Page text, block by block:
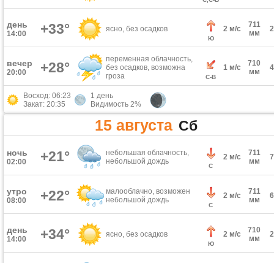
день
14:00 +33° ясно, без осадков
Ю
2 м/с
711
мм
вечер
20:00 +28°
переменная облачность,
без осадков, возможна
гроза
С-В
1 м/с
710
мм
Восход: 06:23
Закат: 20:35
1 день
Видимость 2%
15 августа Сб
ночь
02:00 +21°
небольшая облачность,
небольшой дождь
С
2 м/с
711
мм
утро
08:00 +22°
малооблачно, возможен
небольшой дождь
С
2 м/с
711
мм
день
14:00 +34° ясно, без осадков
Ю
2 м/с
710
мм